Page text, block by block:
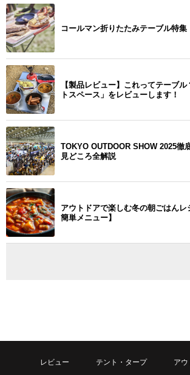
コールマン折りたたみテーブル特集
【製品レビュー】これってテーブ
トスペース」をレビューします！
TOKYO OUTDOOR SHOW 2025徹
見どころ全解説
アウトドアで楽しむ冬の朝ごはんレ
簡単メニュー】
レビュー テント・タープ ア